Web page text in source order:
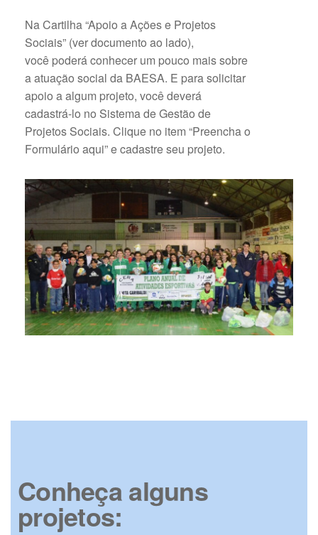
Na Cartilha “Apoio a Ações e Projetos
Sociais” (ver documento ao lado),
você poderá conhecer um pouco mais sobre
a atuação social da BAESA. E para solicitar
apoio a algum projeto, você deverá
cadastrá-lo no Sistema de Gestão de
Projetos Sociais. Clique no item “Preencha o
Formulário aqui” e cadastre seu projeto.
Conheça alguns
projetos: